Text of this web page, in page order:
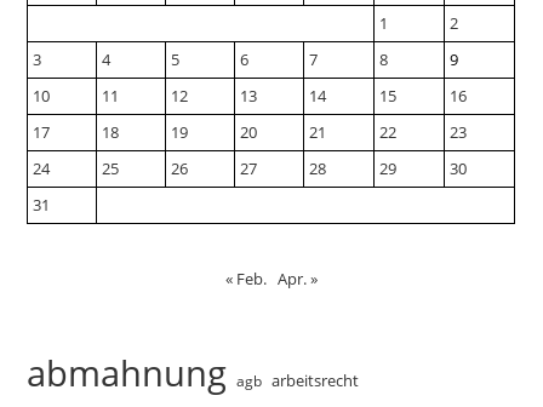
1
2
3
4 5 6 7 8
9
10
11 12 13 14 15
16
17
18 19 20 21 22
23
24
25 26 27 28 29
30
31
« Feb. Apr. »
abmahnung agb arbeitsrecht